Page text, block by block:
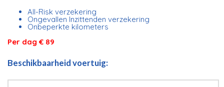
All-Risk verzekering
Ongevallen Inzittenden verzekering
Onbeperkte kilometers
Per dag € 89
Beschikbaarheid voertuig: